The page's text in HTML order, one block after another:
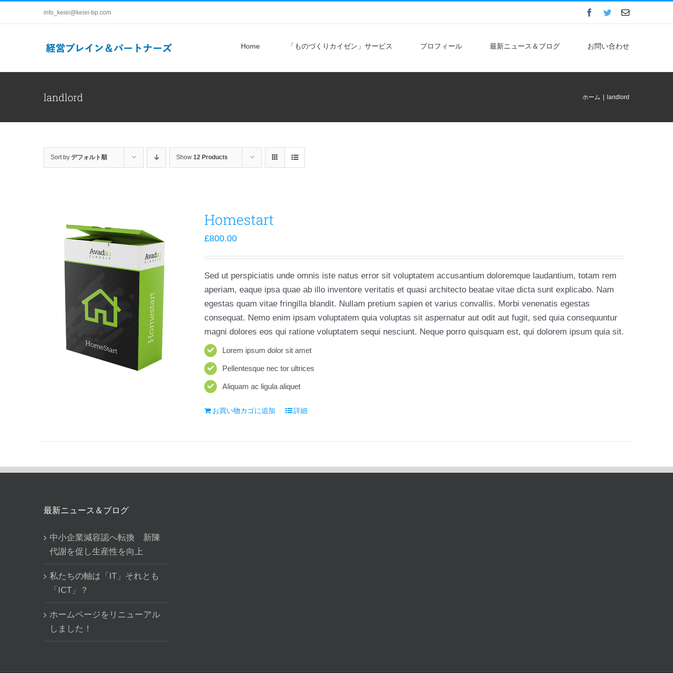
info_keiei@keiei-bp.com Facebook
Twitter電
ル
Home 「ものづくりカイゼン」サービス プロフィール 最新ニュース＆ブログ お問い合わせ
landlord ホーム landlord
Sort by デフォルト順 Show 12 Products
Homestart
£800.00
Sed ut perspiciatis unde omnis iste natus error sit voluptatem accusantium doloremque laudantium, totam rem
aperiam, eaque ipsa quae ab illo inventore veritatis et quasi architecto beatae vitae dicta sunt explicabo. Nam
egestas quam vitae fringilla blandit. Nullam pretium sapien et varius convallis. Morbi venenatis egestas
consequat. Nemo enim ipsam voluptatem quia voluptas sit aspernatur aut odit aut fugit, sed quia consequuntur
magni dolores eos qui ratione voluptatem sequi nesciunt. Neque porro quisquam est, qui dolorem ipsum quia sit.
Lorem ipsum dolor sit amet
Pellentesque nec tor ultrices
Aliquam ac ligula aliquet
お買い物カゴに追加 詳細
最新ニュース＆ブログ
中小企業減容認へ転換 新陳
代謝を促し生産性を向上
私たちの軸は「IT」それとも
「ICT」？
ホームページをリニューアル
しました！